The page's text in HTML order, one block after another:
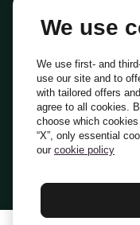
Everli Shoppers
About Us
Everli News
Domande frequenti
Lavora con noi
Diventa Shopper
Investitori
Privacy
Termini
Indirizzo PEC:
We use
We use first- and
use our site and to
with tailored offers
agree to all cookies.
choose which
“X”, only essential
our cookie policy